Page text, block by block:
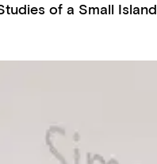
of a Small Island